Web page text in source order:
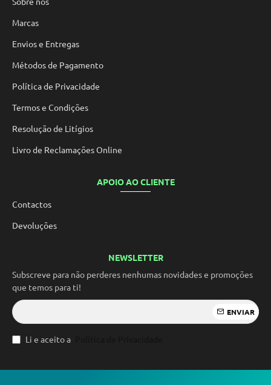
Marcas
Envios e Entregas
Métodos de Pagamento
Política de Privacidade
Termos e Condições
Resolução de Litígios
Livro de Reclamações Online
APOIO AO CLIENTE
Contactos
Devoluções
NEWSLETTER
Subscreve para não perderes nenhumas novidades e promoções
que temos para ti!
ENVIAR
Li e aceito a